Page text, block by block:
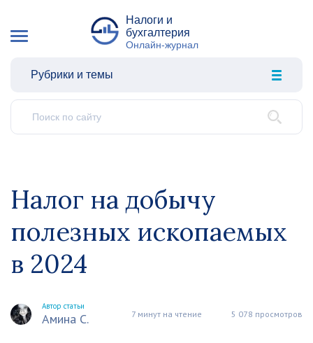
Налоги и
бухгалтерия
Онлайн-журнал
Рубрики и темы
Налог на добычу
полезных ископаемых
в 2024
Автор статьи
Амина С. 7 минут на чтение 5 078 просмотров